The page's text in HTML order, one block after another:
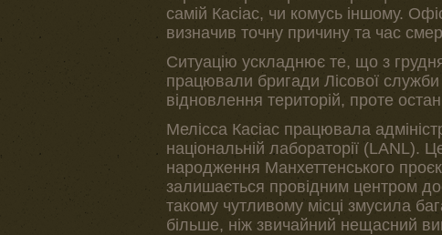
самій Касіас, чи комусь іншому.
визначив точну причину та час
Ситуацію ускладнює те, що з
працювали бригади Лісової
відновлення територій, проте
Мелісса Касіас працювала
національній лабораторії (LANL).
народження Манхеттенського
залишається провідним центром
такому чутливому місці змусила
більше, ніж звичайний нещасний